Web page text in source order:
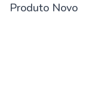
Produto Novo